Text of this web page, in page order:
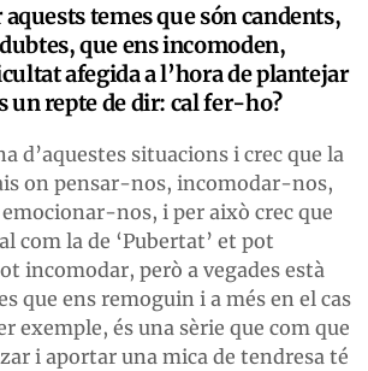
temes que són candents,
que ens incomoden,
afegida a l’hora de plantejar
un repte de dir: cal fer-ho?
d’aquestes situacions i crec que la
on pensar-nos, incomodar-nos,
nos, i per això crec que
com la de ‘Pubertat’ et pot
incomodar, però a vegades està
que ens remoguin i a més en el cas
exemple, és una sèrie que com que
i aportar una mica de tendresa té